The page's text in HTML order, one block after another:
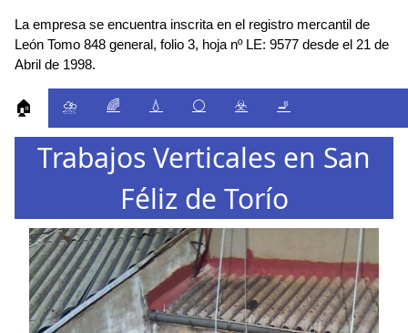
La empresa se encuentra inscrita en el registro mercantil de
León Tomo 848 general, folio 3, hoja nº LE: 9577 desde el 21 de
Abril de 1998.
🏠 ⛈️ 🌈 💧 ⚪ ☣️ 🚬
Trabajos Verticales en San
Féliz de Torío